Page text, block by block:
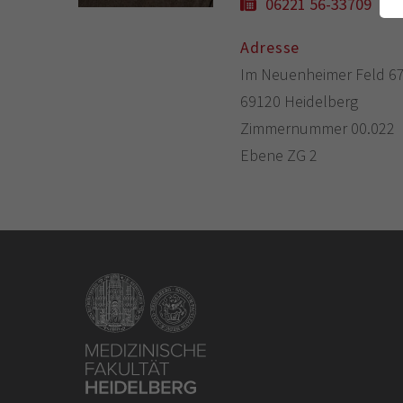
Adresse
Im Neuenheimer Feld
69120 Heidelberg
Zimmernummer 00.022
Ebene ZG 2